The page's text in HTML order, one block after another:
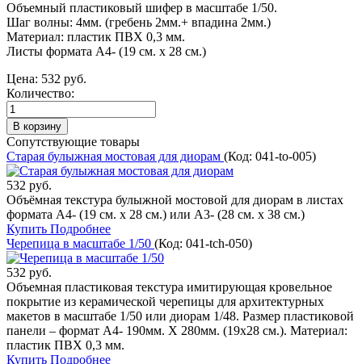
Объемный пластиковый шифер в масштабе 1/50.
Шаг волны: 4мм. (гребень 2мм.+ впадина 2мм.)
Материал: пластик ПВХ 0,3 мм.
Листы формата А4- (19 см. х 28 см.)
Цена: 532 руб.
Количество:
Сопутствующие товары
Старая булыжная мостовая для диорам (Код: 041-to-005)
532 руб.
Объёмная текстура булыжной мостовой для диорам в листах
формата А4- (19 см. х 28 см.) или А3- (28 см. х 38 см.)
Купить Подробнее
Черепица в масштабе 1/50 (Код: 041-tch-050)
532 руб.
Объемная пластиковая текстура имитирующая кровельное
покрытие из керамической черепицы для архитектурных
макетов в масштабе 1/50 или диорам 1/48. Размер пластиковой
панели – формат А4- 190мм. Х 280мм. (19х28 см.). Материал:
пластик ПВХ 0,3 мм.
Купить Подробнее